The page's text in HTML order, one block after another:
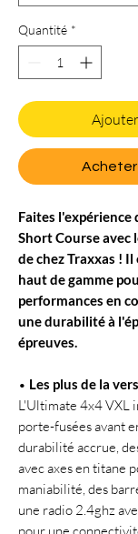
Quantité *
Faites l'expérience
Short Course avec
de chez Traxxas ! Il
haut de gamme
performances en
une durabilité à
épreuves.
• Les plus de la
L'Ultimate 4x4 VXL
porte-fusées avant
durabilité accrue,
avec axes en titane
maniabilité, des
une radio 2.4ghz
pour une